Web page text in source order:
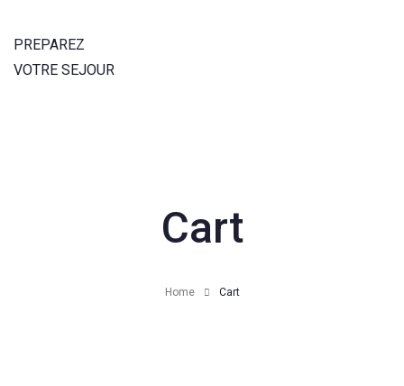
PREPAREZ
VOTRE SEJOUR
Cart
Home Cart